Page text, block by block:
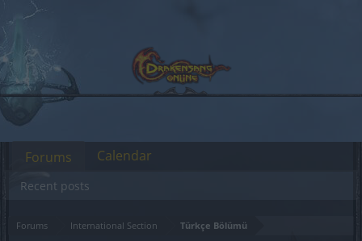
Forums International Section Türkçe Bölümü
Forums
Recent posts
Calendar